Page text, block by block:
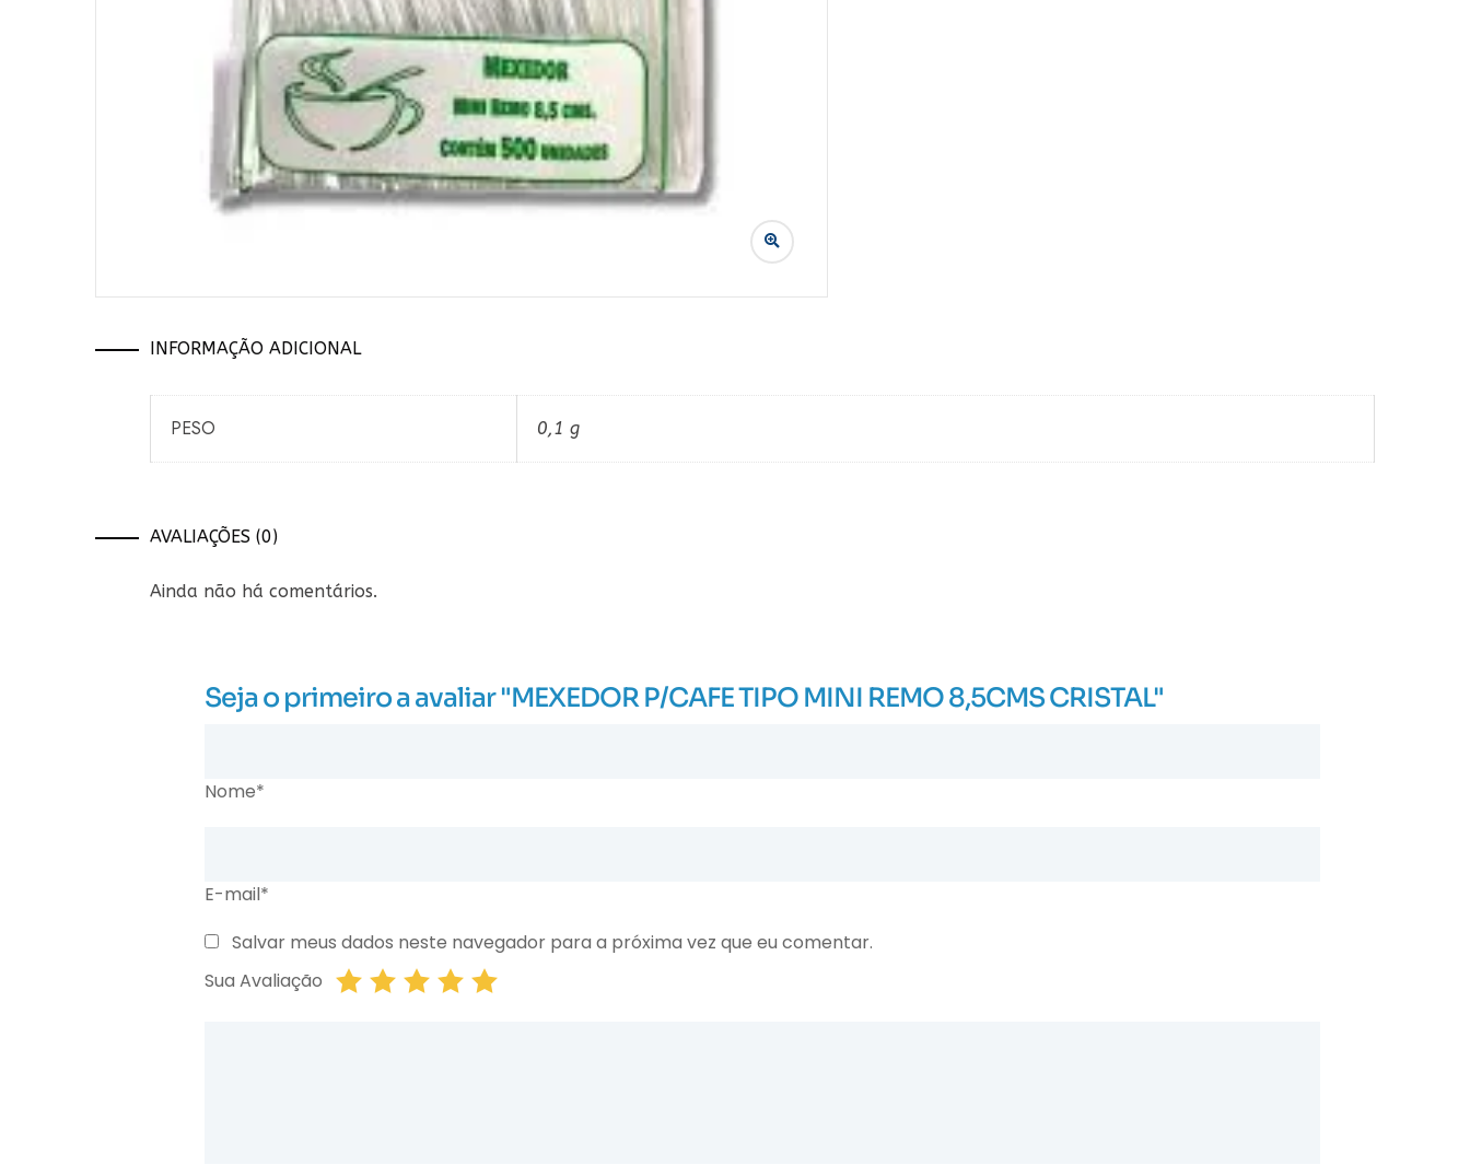
INFORMAÇÃO ADICIONAL
PESO 0,1 g
AVALIAÇÕES (0)
Ainda não há comentários.
Seja o primeiro a avaliar "MEXEDOR P/CAFE TIPO MINI REMO 8,5CMS CRISTAL"
Nome*
E-mail*
Salvar meus dados neste navegador para a próxima vez que eu comentar.
Sua Avaliação